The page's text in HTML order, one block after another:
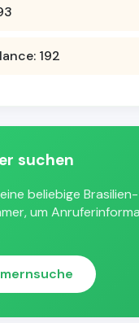
192
suchen
beliebige Brasilien-
um